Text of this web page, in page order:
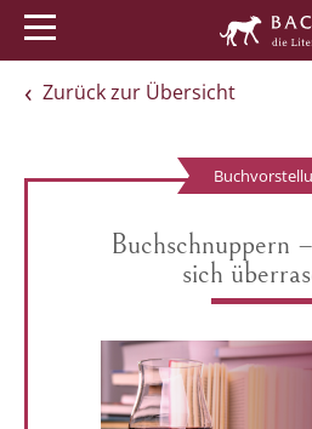
Zurück zur Übersicht
Buchschnuppern
sich